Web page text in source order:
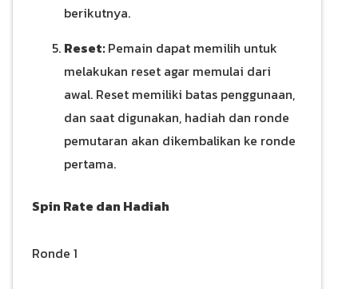
berikutnya.
Reset:Pemain dapat memilih untuk
melakukan reset agar memulai dari
awal. Reset memiliki batas penggunaan,
dan saat digunakan, hadiah dan ronde
pemutaran akan dikembalikan ke ronde
pertama.
Spin Rate dan Hadiah
Ronde 1